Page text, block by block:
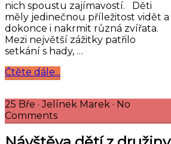
nich spoustu zajímavostí. Děti
měly jedinečnou příležitost vidět a
dokonce i nakrmit různá zvířata.
Mezi největší zážitky patřilo
setkání s hady, …
Čtěte dále...
25 Bře · Jelínek Marek · No
Comments